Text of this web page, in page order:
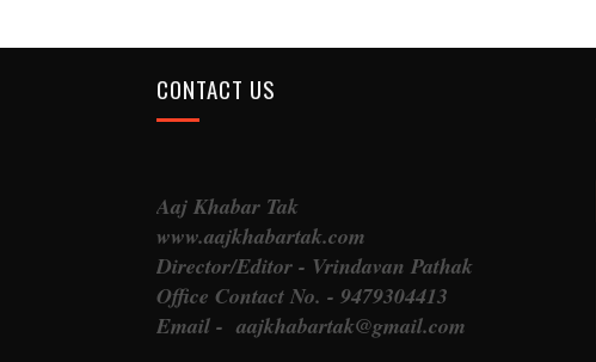
CONTACT US
Aaj Khabar Tak
www.aajkhabartak.com
Director/Editor - Vrindavan Pathak
Office Contact No. - 9479304413
Email - aajkhabartak@gmail.com